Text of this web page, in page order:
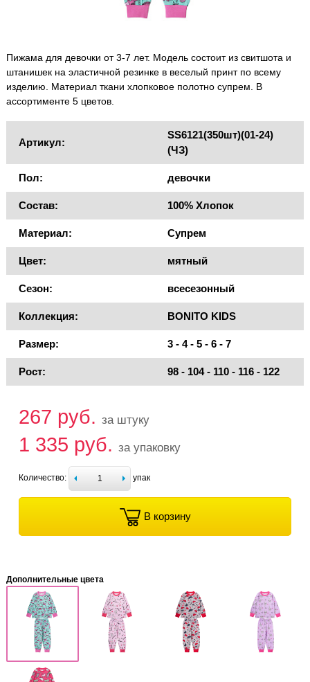
Пижама для девочки от 3-7 лет. Модель состоит из свитшота и
штанишек на эластичной резинке в веселый принт по всему
изделию. Материал ткани хлопковое полотно супрем. В
ассортименте 5 цветов.
Артикул:
SS6121(350шт)(01-24)
(ЧЗ)
Пол: девочки
Состав: 100% Хлопок
Материал: Супрем
Цвет: мятный
Сезон: всесезонный
Коллекция: BONITO KIDS
Размер: 3 - 4 - 5 - 6 - 7
Рост: 98 - 104 - 110 - 116 - 122
267 руб. за штуку
1 335 руб. за упаковку
Количество: упак
В корзину
Дополнительные цвета